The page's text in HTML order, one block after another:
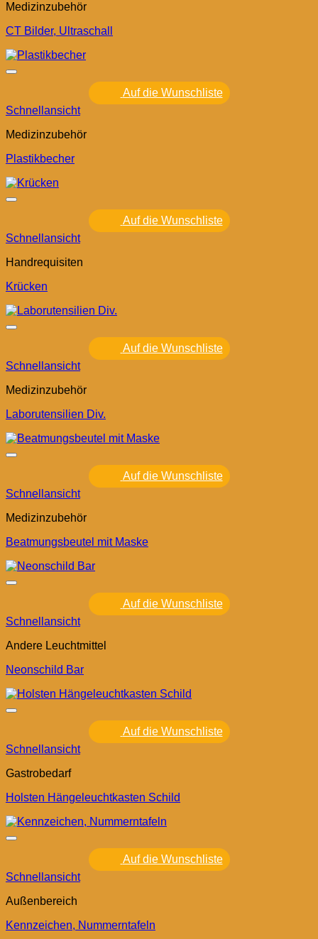
Medizinzubehör
CT Bilder, Ultraschall
Auf die Wunschliste
Schnellansicht
Medizinzubehör
Plastikbecher
Auf die Wunschliste
Schnellansicht
Handrequisiten
Krücken
Auf die Wunschliste
Schnellansicht
Medizinzubehör
Laborutensilien Div.
Auf die Wunschliste
Schnellansicht
Medizinzubehör
Beatmungsbeutel mit Maske
Auf die Wunschliste
Schnellansicht
Andere Leuchtmittel
Neonschild Bar
Auf die Wunschliste
Schnellansicht
Gastrobedarf
Holsten Hängeleuchtkasten Schild
Auf die Wunschliste
Schnellansicht
Außenbereich
Kennzeichen, Nummerntafeln